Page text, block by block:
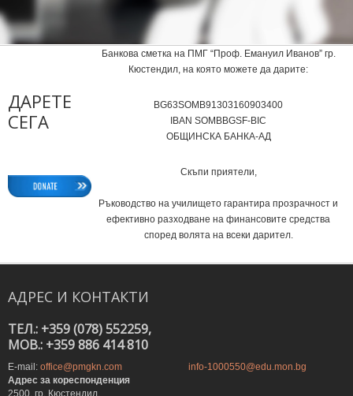
ДАРЕТЕ
СЕГА
Банкова сметка на ПМГ “Проф. Емануил Иванов” гр.
Кюстендил, на която можете да дарите:
BG63SOMB91303160903400
IВAN SOMBBGSF-BIC
ОБЩИНСКА БАНКА-АД
Скъпи приятели,
Ръководство на училището гарантира прозрачност и
ефективно разходване на финансовите средства
според волята на всеки дарител.
АДРЕС И КОНТАКТИ
ТЕЛ.: +359 (078) 552259,
MOB.: +359 886 414 810
E-mail: office@pmgkn.com
info-1000550@edu.mon.bg
Адрес за кореспонденция
2500, гр. Кюстендил,